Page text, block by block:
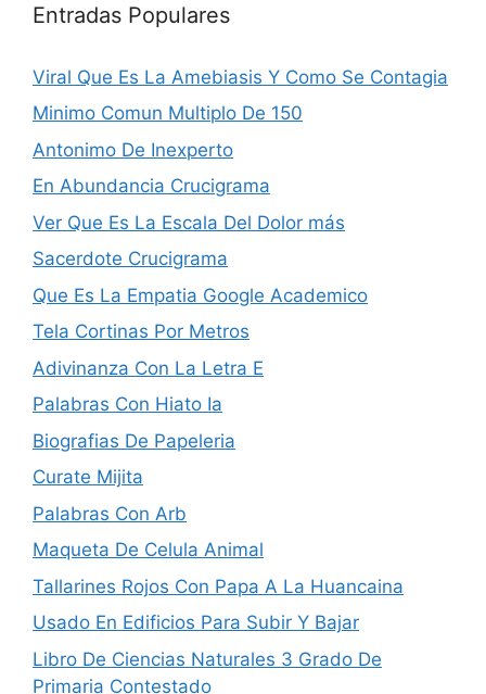
Entradas Populares
Viral Que Es La Amebiasis Y Como Se Contagia
Minimo Comun Multiplo De 150
Antonimo De Inexperto
En Abundancia Crucigrama
Ver Que Es La Escala Del Dolor más
Sacerdote Crucigrama
Que Es La Empatia Google Academico
Tela Cortinas Por Metros
Adivinanza Con La Letra E
Palabras Con Hiato Ia
Biografias De Papeleria
Curate Mijita
Palabras Con Arb
Maqueta De Celula Animal
Tallarines Rojos Con Papa A La Huancaina
Usado En Edificios Para Subir Y Bajar
Libro De Ciencias Naturales 3 Grado De
Primaria Contestado